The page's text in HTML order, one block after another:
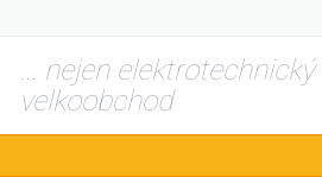
... nejen elektrotechnický
velkoobchod